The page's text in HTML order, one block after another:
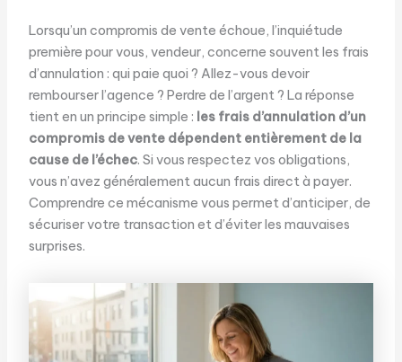
Lorsqu’un compromis de vente échoue, l’inquiétude
première pour vous, vendeur, concerne souvent les frais
d’annulation : qui paie quoi ? Allez-vous devoir
rembourser l’agence ? Perdre de l’argent ? La réponse
tient en un principe simple : les frais d’annulation d’un
compromis de vente dépendent entièrement de la
cause de l’échec. Si vous respectez vos obligations,
vous n’avez généralement aucun frais direct à payer.
Comprendre ce mécanisme vous permet d’anticiper, de
sécuriser votre transaction et d’éviter les mauvaises
surprises.